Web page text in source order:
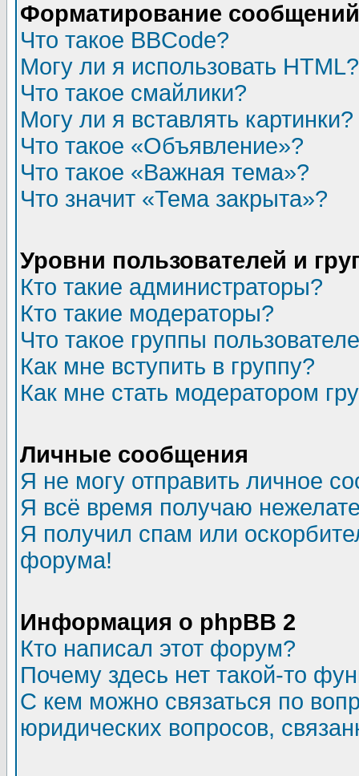
Форматирование
Что такое BBCode?
Могу ли я использовать HTML?
Что такое смайлики?
Могу ли я вставлять картинки?
Что такое «Объявление»?
Что такое «Важная тема»?
Что значит «Тема закрыта»?
Уровни пользователей и
Кто такие администраторы?
Кто такие модераторы?
Что такое группы
Как мне вступить в группу?
Как мне стать модератором
Личные сообщения
Я не могу отправить личное
Я всё время получаю
Я получил спам или
форума!
Информация о phpBB 2
Кто написал этот форум?
Почему здесь нет такой-то
С кем можно связаться по
юридических вопросов,